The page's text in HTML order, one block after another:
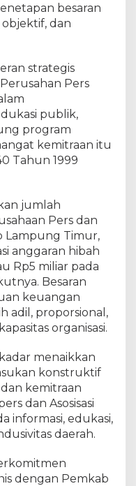
besaran
objektif, dan
strategis
Perusahan Pers
publik,
program
kemitraan itu
Tahun 1999
jumlah
Pers dan
Lampung Timur,
anggaran hibah
Rp5 miliar pada
Besaran
keuangan
adil, proporsional,
organisasi.
menaikkan
konstruktif
kemitraan
dan Asosisasi
informasi, edukasi,
daerah.
dengan Pemkab